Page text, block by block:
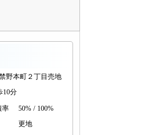
野本町２丁目売地
10分
率 50% / 100%
更地